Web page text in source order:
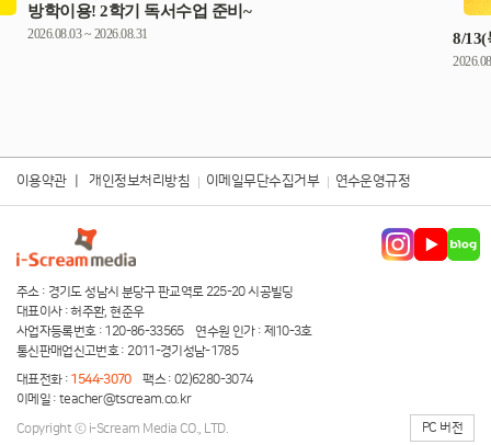
방학이용! 2학기 독서수업 준비~
2026.08.03 ~ 2026.08.31 8/
이용약관 개인정보처리방침 이메일무단수집거부 연수운영규정
주소 : 경기도 성남시 분당구 판교역로 225-20 시공빌딩
대표이사 : 허주환, 현준우
사업자등록번호 : 120-86-33565
연수원 인가 : 제10-3호
통신판매업신고번호 : 2011-경기성남-1785
대표전화 : 1544-3070
팩스 : 02)6280-3074
이메일 :teacher@tscream.co.kr
Copyright ⓒ i-Scream Media CO., LTD. PC 버전